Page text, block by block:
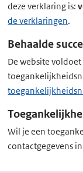
deze verklaring is:
de verklaringen.
Behaalde
De website
Wil je een
contactgegevens